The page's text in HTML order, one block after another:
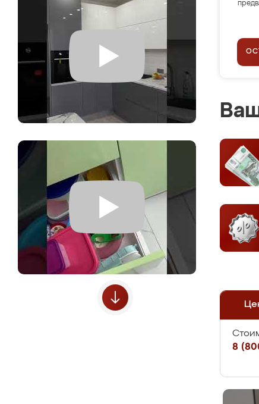
8